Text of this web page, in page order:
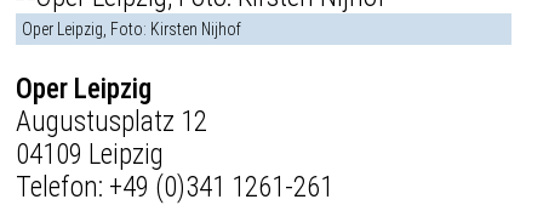
Oper Leipzig, Foto: Kirsten Nijhof
Oper Leipzig
Augustusplatz 12
04109 Leipzig
Telefon: +49 (0)341 1261-261